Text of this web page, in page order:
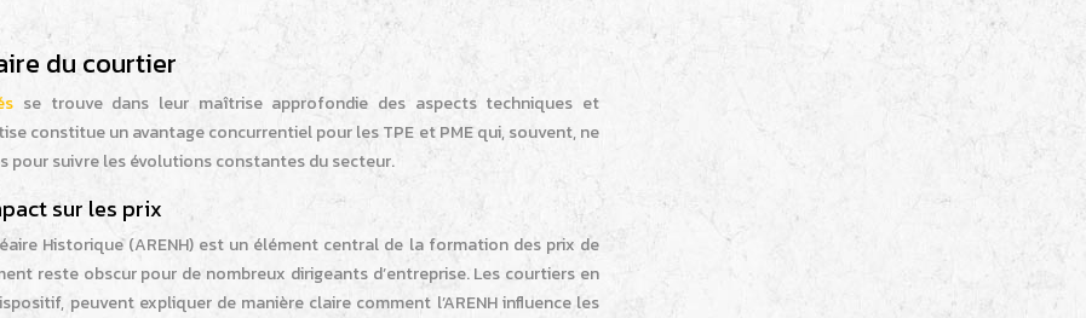
du courtier
se trouve dans leur maîtrise approfondie des aspects techniques et
constitue un avantage concurrentiel pour les TPE et PME qui, souvent, ne
pour suivre les évolutions constantes du secteur.
sur les prix
Historique (ARENH) est un élément central de la formation des prix de
reste obscur pour de nombreux dirigeants d’entreprise. Les courtiers en
peuvent expliquer de manière claire comment l’ARENH influence les